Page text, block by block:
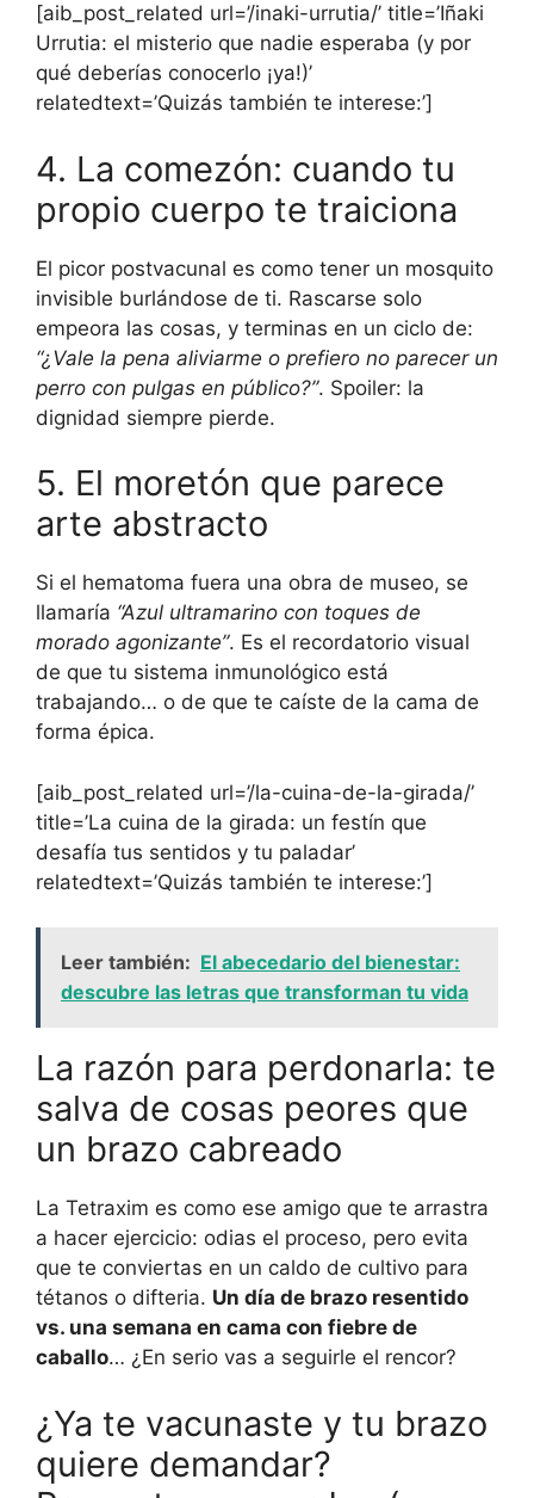
[aib_post_related url=’/inaki-urrutia/’ title=’Iñaki
Urrutia: el misterio que nadie esperaba (y por
qué deberías conocerlo ¡ya!)’
relatedtext=’Quizás también te interese:’]
4. La comezón: cuando tu
propio cuerpo te traiciona
El picor postvacunal es como tener un mosquito
invisible burlándose de ti. Rascarse solo
empeora las cosas, y terminas en un ciclo de:
“¿Vale la pena aliviarme o prefiero no parecer un
perro con pulgas en público?”. Spoiler: la
dignidad siempre pierde.
5. El moretón que parece
arte abstracto
Si el hematoma fuera una obra de museo, se
llamaría “Azul ultramarino con toques de
morado agonizante”. Es el recordatorio visual
de que tu sistema inmunológico está
trabajando… o de que te caíste de la cama de
forma épica.
[aib_post_related url=’/la-cuina-de-la-girada/’
title=’La cuina de la girada: un festín que
desafía tus sentidos y tu paladar’
relatedtext=’Quizás también te interese:’]
Leer también: El abecedario del bienestar:
descubre las letras que transforman tu vida
La razón para perdonarla: te
salva de cosas peores que
un brazo cabreado
La Tetraxim es como ese amigo que te arrastra
a hacer ejercicio: odias el proceso, pero evita
que te conviertas en un caldo de cultivo para
tétanos o difteria. Un día de brazo resentido
vs. una semana en cama con fiebre de
caballo… ¿En serio vas a seguirle el rencor?
¿Ya te vacunaste y tu brazo
quiere demandar?